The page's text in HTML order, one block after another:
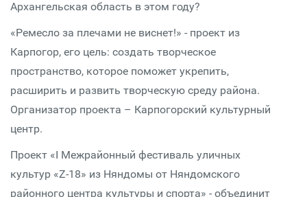
Архангельская область в этом году?
«Ремесло за плечами не виснет!» - проект из
Карпогор, его цель: создать творческое
пространство, которое поможет укрепить,
расширить и развить творческую среду района.
Организатор проекта – Карпогорский культурный
центр.
Проект «I Межрайонный фестиваль уличных
культур «Z-18» из Няндомы от Няндомского
районного центра культуры и спорта» - объединит